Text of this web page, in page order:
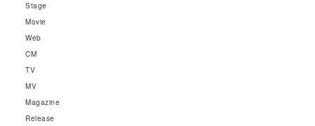
Stage
Movie
Web
CM
TV
MV
Magazine
Release